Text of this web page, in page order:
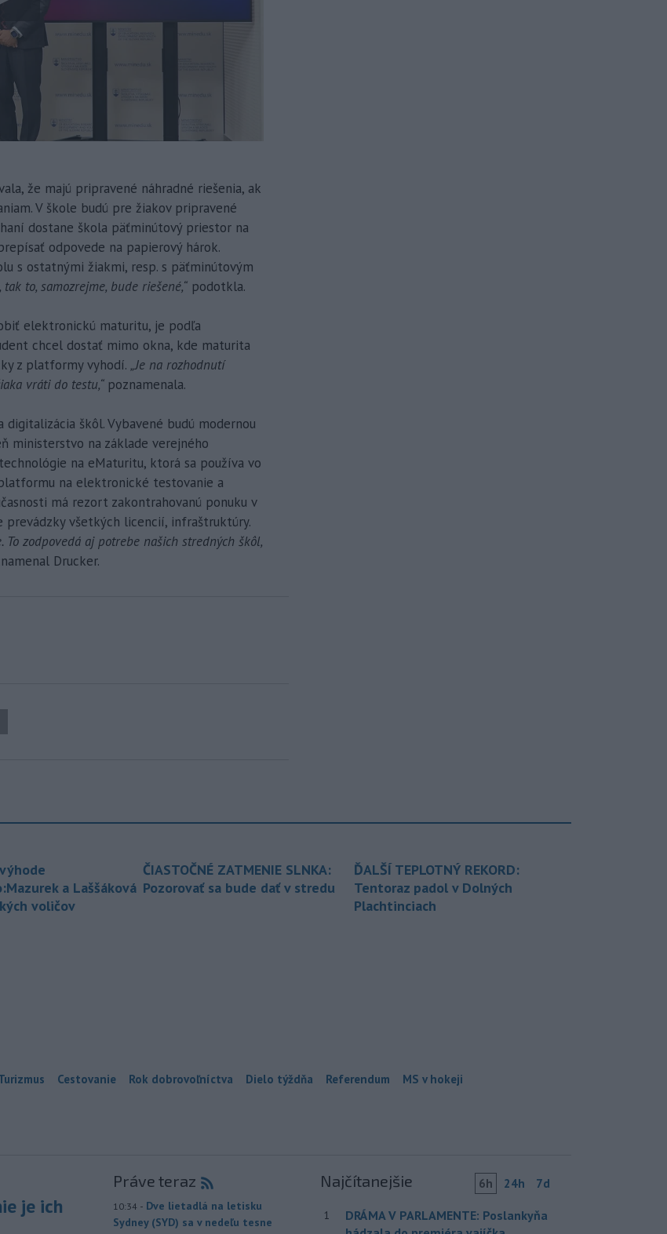
že majú pripravené náhradné riešenia, ak
V škole budú pre žiakov pripravené
dostane škola päťminútový priestor na
odpovede na papierový hárok.
s ostatnými žiakmi, resp. s päťminútovým
to, samozrejme, bude riešené,“ podotkla.
elektronickú maturitu, je podľa
chcel dostať mimo okna, kde maturita
z platformy vyhodí. „Je na rozhodnutí
vráti do testu,“ poznamenala.
škôl. Vybavené budú modernou
ministerstvo na základe verejného
na eMaturitu, ktorá sa používa vo
na elektronické testovanie a
má rezort zakontrahovanú ponuku v
všetkých licencií, infraštruktúry.
zodpovedá aj potrebe našich stredných škôl,
Drucker.
a Laššáková
voličov
ČIASTOČNÉ ZATMENIE SLNKA:
Pozorovať sa bude dať v stredu
ĎALŠÍ TEPLOTNÝ REKORD:
Tentoraz padol v Dolných
Plachtinciach
Cestovanie Rok dobrovoľníctva Dielo týždňa Referendum MS v hokeji
je ich
Práve teraz
10:34 - Dve lietadlá na letisku
Sydney (SYD) sa v nedeľu tesne
Najčítanejšie 6h 24h 7d
1
DRÁMA V PARLAMENTE: Poslankyňa